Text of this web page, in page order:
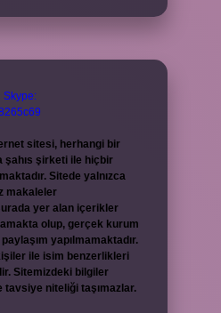
Skype:
sitesi, herhangi bir
şahıs şirketi ile hiçbir
Sitede yalnızca
makaleler
yer alan içerikler
olup, gerçek kurum
yapılmamaktadır.
ile isim benzerlikleri
Sitemizdeki bilgiler
niteliği taşımazlar.